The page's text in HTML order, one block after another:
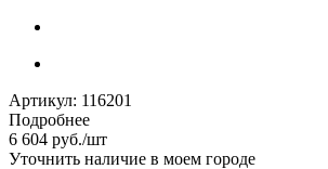
Артикул: 116201
Подробнее
6 604 руб./шт
Уточнить наличие в моем городе